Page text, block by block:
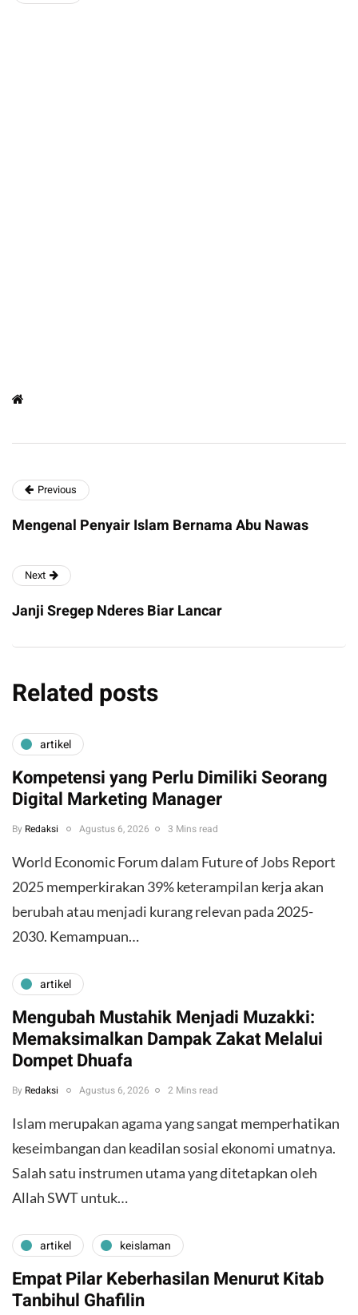
Previous
Mengenal Penyair Islam Bernama Abu Nawas
Next
Janji Sregep Nderes Biar Lancar
Related posts
artikel
Kompetensi yang Perlu Dimiliki Seorang
Digital Marketing Manager
By Redaksi Agustus 6, 2026 3 Mins read
World Economic Forum dalam Future of Jobs Report
2025 memperkirakan 39% keterampilan kerja akan
berubah atau menjadi kurang relevan pada 2025-
2030. Kemampuan…
artikel
Mengubah Mustahik Menjadi Muzakki:
Memaksimalkan Dampak Zakat Melalui
Dompet Dhuafa
By Redaksi Agustus 6, 2026 2 Mins read
Islam merupakan agama yang sangat memperhatikan
keseimbangan dan keadilan sosial ekonomi umatnya.
Salah satu instrumen utama yang ditetapkan oleh
Allah SWT untuk…
artikel keislaman
Empat Pilar Keberhasilan Menurut Kitab
Tanbihul Ghafilin